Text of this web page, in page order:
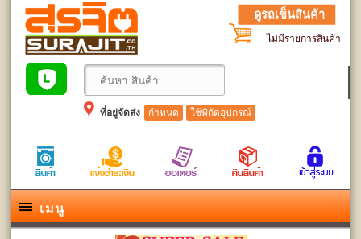
ดูรถเข็นสินค้า
ไม่มีรายการสินค้า
ที่อยู่จัดส่ง กำหนด ใช้พิกัดอุปกรณ์
เมนู